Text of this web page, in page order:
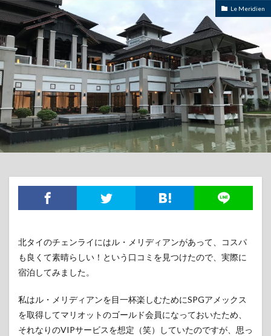
Le Meridien
北タイのチェンライにはル・メリディアンがあって、コスパ
も良くて素晴らしい！という口コミを見つけたので、実際に
宿泊してみました。
私はル・メリディアンを目一杯楽しむためにSPGアメックス
を取得してマリオットのゴールド会員になっておいたため、
それなりのVIPサービスを想定（笑）していたのですが、思っ